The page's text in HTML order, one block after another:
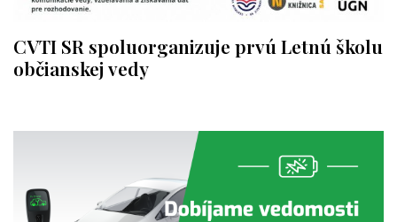
CVTI SR spoluorganizuje prvú Letnú školu
občianskej vedy